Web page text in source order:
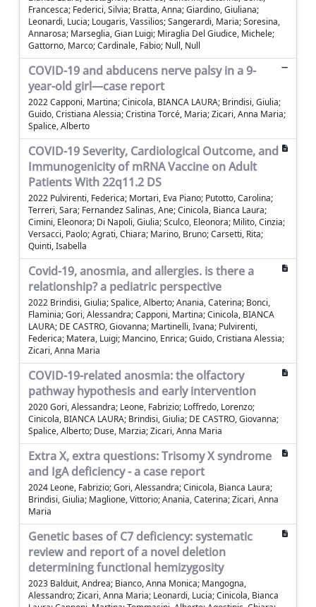
Francesca; Federici, Silvia; Bratta, Anna; Giardino, Giuliana;
Leonardi, Lucia; Lougaris, Vassilios; Sangerardi, Maria; Soresina,
Annarosa; Marseglia, Gian Luigi; Miraglia Del Giudice, Michele;
Gattorno, Marco; Cardinale, Fabio; Null, Null
COVID-19 and abducens nerve palsy in a 9-
year-old girl—case report
2022 Capponi, Martina; Cinicola, BIANCA LAURA; Brindisi, Giulia;
Guido, Cristiana Alessia; Cristina Torcé, Maria; Zicari, Anna Maria;
Spalice, Alberto
COVID-19 Severity, Cardiological Outcome, and
Immunogenicity of mRNA Vaccine on Adult
Patients With 22q11.2 DS
2022 Pulvirenti, Federica; Mortari, Eva Piano; Putotto, Carolina;
Terreri, Sara; Fernandez Salinas, Ane; Cinicola, Bianca Laura;
Cimini, Eleonora; Di Napoli, Giulia; Sculco, Eleonora; Milito, Cinzia;
Versacci, Paolo; Agrati, Chiara; Marino, Bruno; Carsetti, Rita;
Quinti, Isabella
Covid-19, anosmia, and allergies. is there a
relationship? a pediatric perspective
2022 Brindisi, Giulia; Spalice, Alberto; Anania, Caterina; Bonci,
Flaminia; Gori, Alessandra; Capponi, Martina; Cinicola, BIANCA
LAURA; DE CASTRO, Giovanna; Martinelli, Ivana; Pulvirenti,
Federica; Matera, Luigi; Mancino, Enrica; Guido, Cristiana Alessia;
Zicari, Anna Maria
COVID-19-related anosmia: the olfactory
pathway hypothesis and early intervention
2020 Gori, Alessandra; Leone, Fabrizio; Loffredo, Lorenzo;
Cinicola, BIANCA LAURA; Brindisi, Giulia; DE CASTRO, Giovanna;
Spalice, Alberto; Duse, Marzia; Zicari, Anna Maria
Extra X, extra questions: Trisomy X syndrome
and IgA deficiency - a case report
2024 Leone, Fabrizio; Gori, Alessandra; Cinicola, Bianca Laura;
Brindisi, Giulia; Maglione, Vittorio; Anania, Caterina; Zicari, Anna
Maria
Genetic bases of C7 deficiency: systematic
review and report of a novel deletion
determining functional hemizygosity
2023 Balduit, Andrea; Bianco, Anna Monica; Mangogna,
Alessandro; Zicari, Anna Maria; Leonardi, Lucia; Cinicola, Bianca